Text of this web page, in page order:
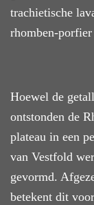
trachietische
rhomben-
Hoewel de
ontstonden de
plateau in een
van Vestfold
gevormd.
betekent dit